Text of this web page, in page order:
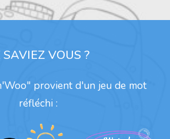
SAVIEZ VOUS ?
provient d'un jeu de mot
réfléchi :